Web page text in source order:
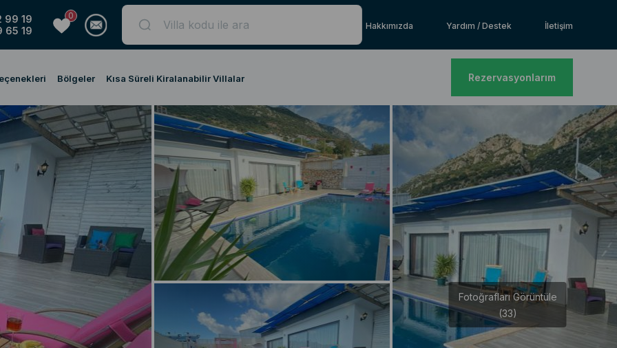
99 19
65 19
0
Hakkımızda
Yardım / Destek İletişim
Bölgeler Kısa Süreli Kiralanabilir Villalar Rezervasyonlarım
Fotoğrafları Görüntüle
(33)